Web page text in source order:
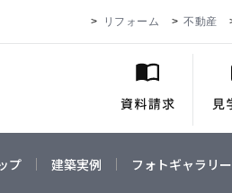
リフォーム 不動産
プ 建築実例 フォトギャラリー